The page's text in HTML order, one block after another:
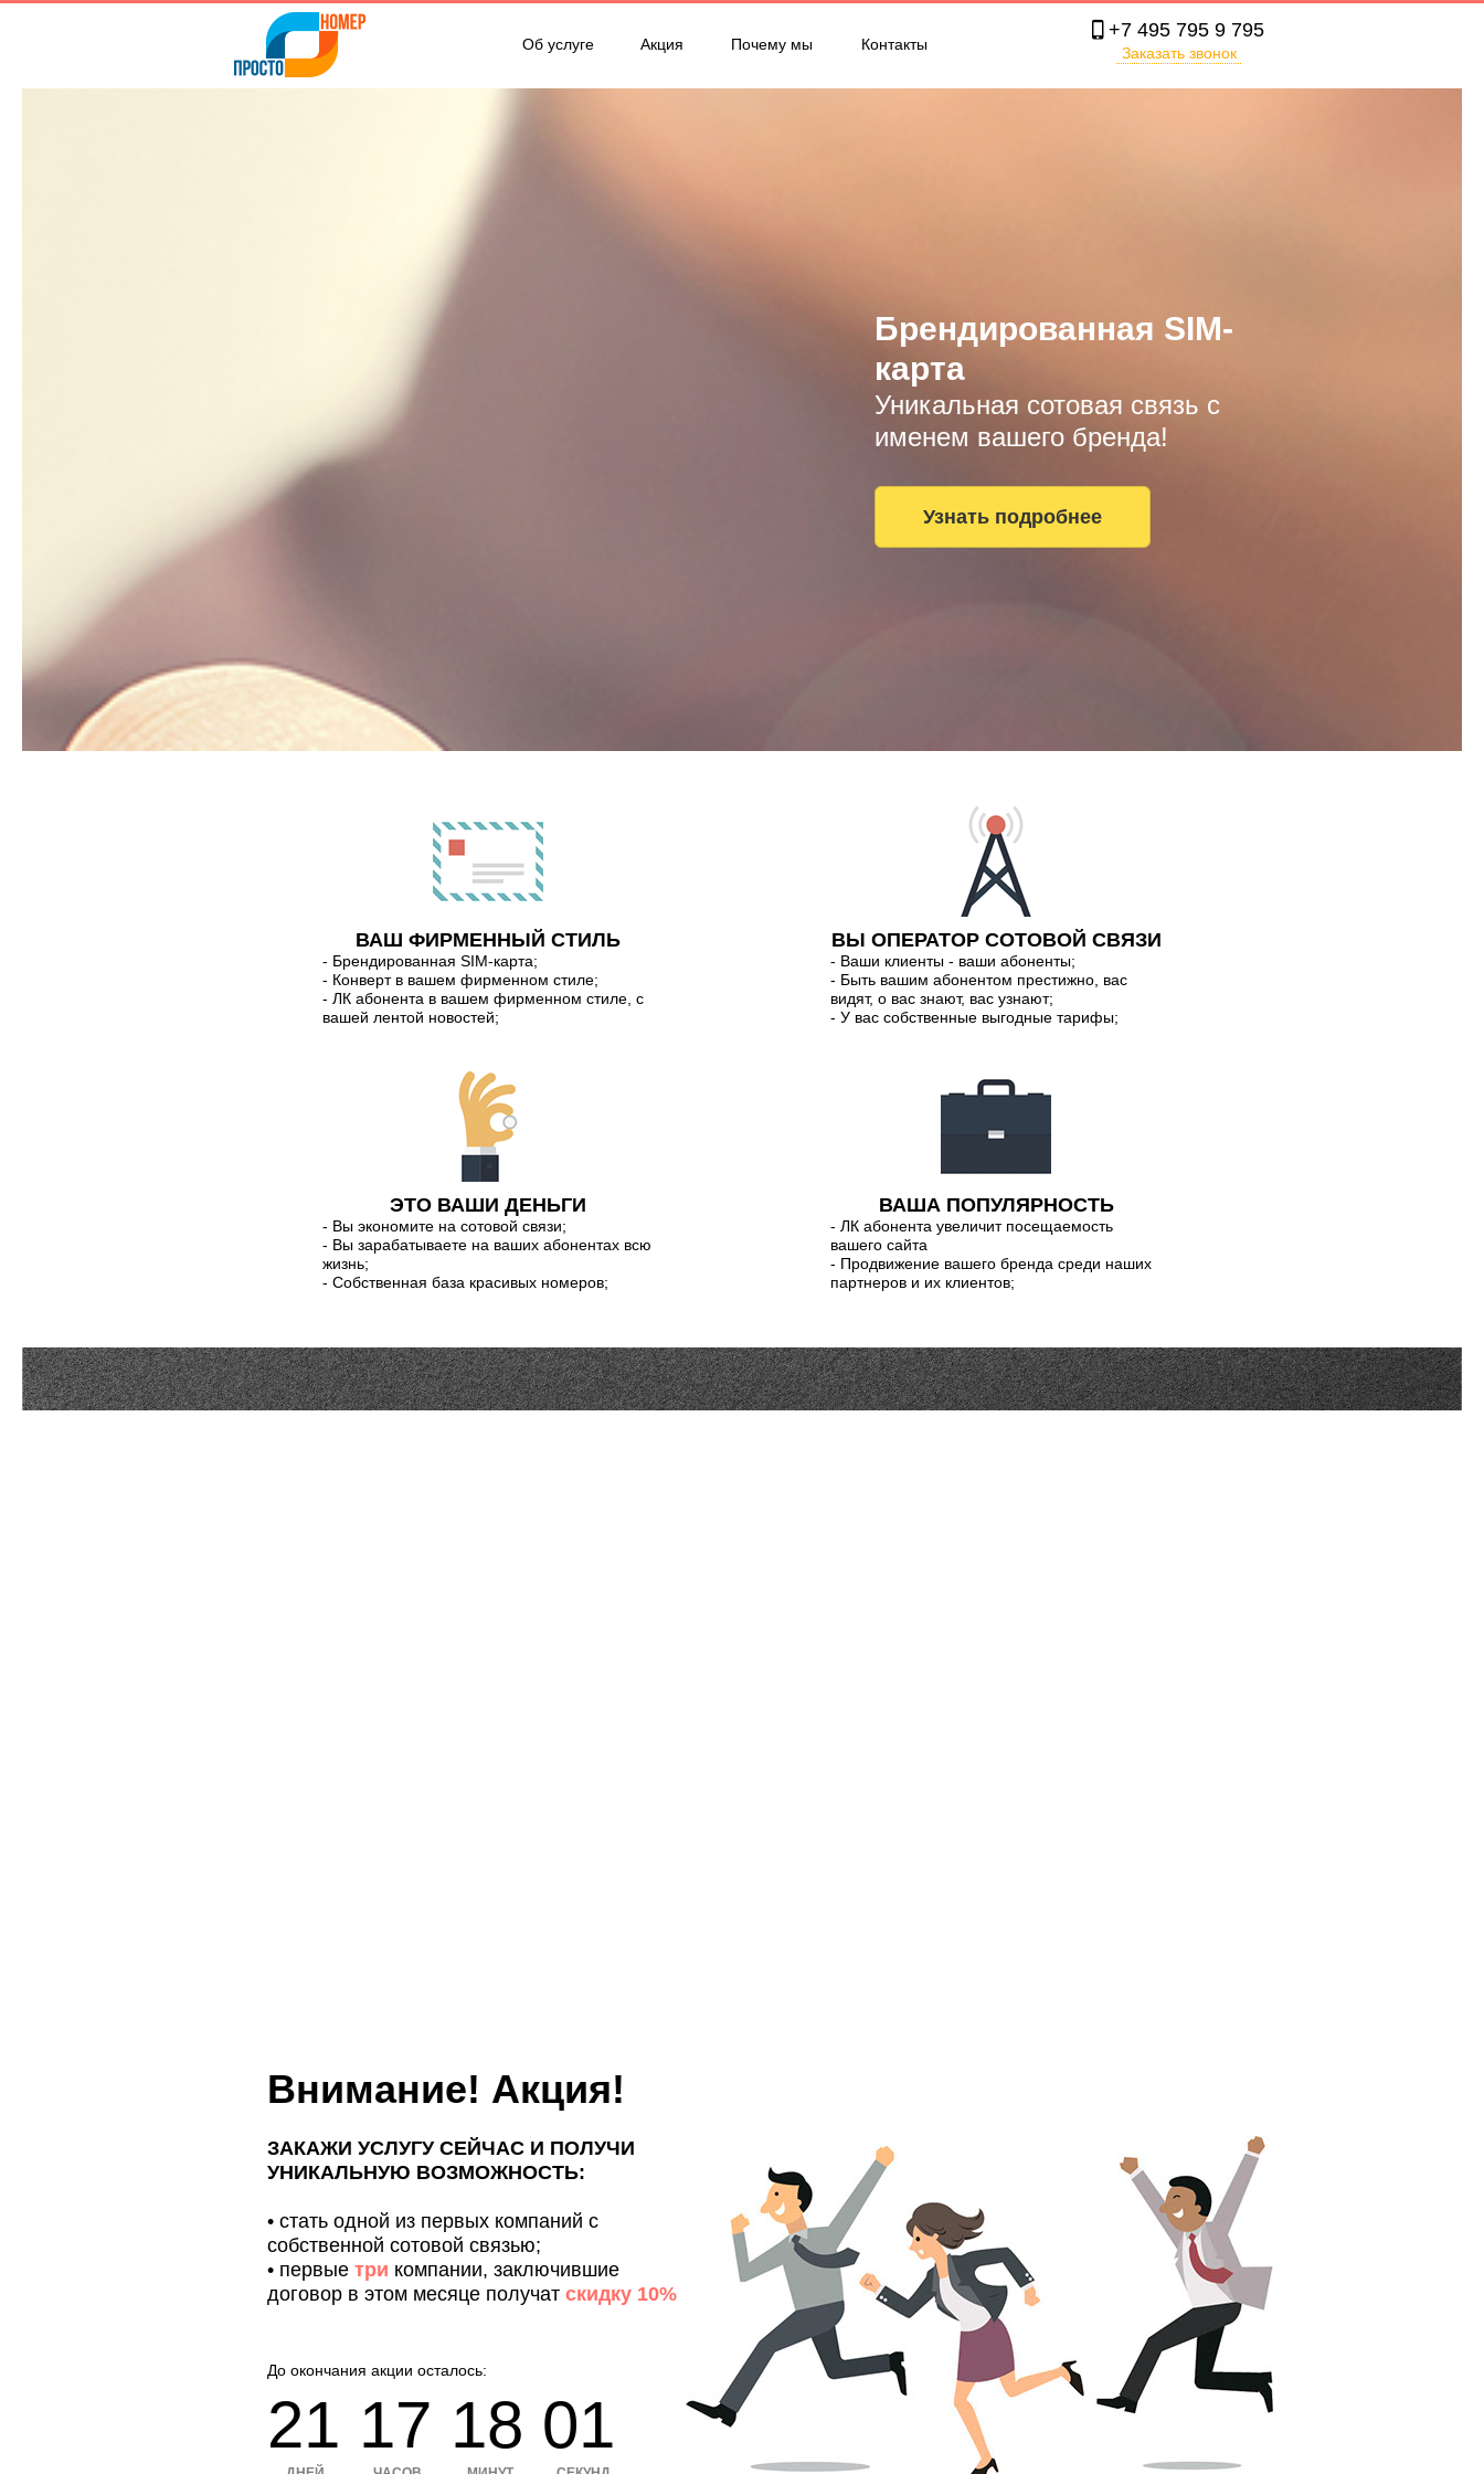
Об услуге Акция Почему мы Контакты
 +7 495 795 9 795
Заказать звонок
Брендированная SIM-
карта
Уникальная сотовая связь с
именем вашего бренда!
Узнать подробнее
ВАШ ФИРМЕННЫЙ СТИЛЬ
- Брендированная SIM-карта;
- Конверт в вашем фирменном стиле;
- ЛК абонента в вашем фирменном стиле, с
вашей лентой новостей;
ВЫ ОПЕРАТОР СОТОВОЙ СВЯЗИ
- Ваши клиенты - ваши абоненты;
- Быть вашим абонентом престижно, вас
видят, о вас знают, вас узнают;
- У вас собственные выгодные тарифы;
ЭТО ВАШИ ДЕНЬГИ
- Вы экономите на сотовой связи;
- Вы зарабатываете на ваших абонентах всю
жизнь;
- Собственная база красивых номеров;
ВАША ПОПУЛЯРНОСТЬ
- ЛК абонента увеличит посещаемость
вашего сайта
- Продвижение вашего бренда среди наших
партнеров и их клиентов;
Внимание! Акция!
ЗАКАЖИ УСЛУГУ СЕЙЧАС И ПОЛУЧИ
УНИКАЛЬНУЮ ВОЗМОЖНОСТЬ:
• стать одной из первых компаний с
собственной сотовой связью;
• первые три компании, заключившие
договор в этом месяце получат скидку 10%
До окончания акции осталось:
21 17 18 00